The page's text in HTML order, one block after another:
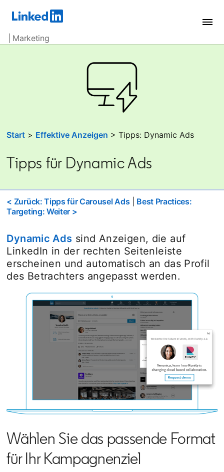
| Marketing
Start > Effektive Anzeigen > Tipps: Dynamic Ads
Tipps für Dynamic Ads
< Zurück: Tipps für Carousel Ads
Best Practices:
Targeting: Weiter >
Dynamic Ads sind Anzeigen, die auf
LinkedIn in der rechten Seitenleiste
erscheinen und automatisch an das Profil
des Betrachters angepasst werden.
Wählen Sie das passende Format
für Ihr Kampagnenziel